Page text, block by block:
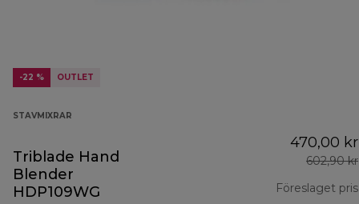
-22 % OUTLET
STAVMIXRAR
Triblade Hand
Blender
HDP109WG
470,00 kr
602,90 kr
Föreslaget pris